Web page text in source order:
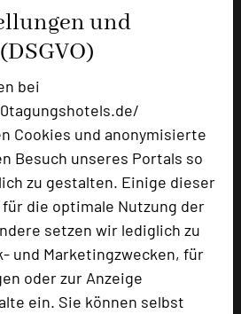
und
bei
Cookies und anonymisierte
Besuch unseres Portals so
zu gestalten. Einige dieser
die optimale Nutzung der
setzen wir lediglich zu
und Marketingzwecken, für
oder zur Anzeige
ein. Sie können selbst